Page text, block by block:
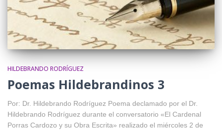
HILDEBRANDO RODRÍGUEZ
Poemas Hildebrandinos 3
Por: Dr. Hildebrando Rodríguez Poema declamado por el Dr.
Hildebrando Rodríguez durante el conversatorio «El Cardenal
Porras Cardozo y su Obra Escrita» realizado el miércoles 2 de